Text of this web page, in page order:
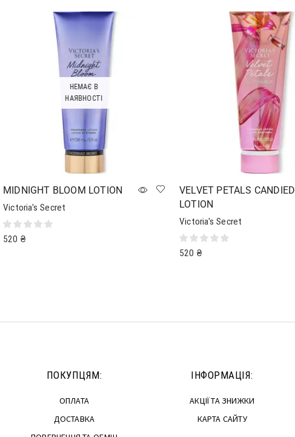
НЕМАЄ В
НАЯВНОСТІ
MIDNIGHT BLOOM LOTION
Victoria's Secret
520 ₴
VELVET PETALS CANDIED
LOTION
Victoria's Secret
520 ₴
ПОКУПЦЯМ:
ОПЛАТА
ДОСТАВКА
ІНФОРМАЦІЯ:
АКЦІЇ ТА ЗНИЖКИ
КАРТА САЙТУ